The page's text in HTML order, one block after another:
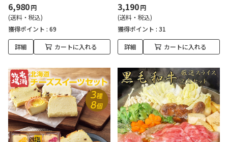
6,980円
(送料・税込)
獲得ポイント : 69
詳細 カートに入れる
3,190円
(送料・税込)
獲得ポイント : 31
詳細 カートに入れる